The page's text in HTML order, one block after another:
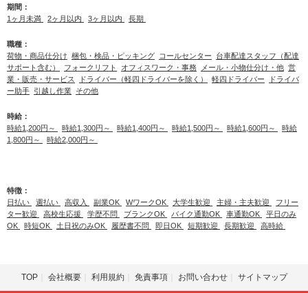
期間：
1ヶ月未満
2ヶ月以内 3ヶ月以内 長期
職種：
荷物・商品仕分け 梱包・検品・ピッキング コールセンター
台車配達スタッフ（配達
サポート含む）
フォークリフト オフィスワーク・事務 メール・小物仕分け・他 営
業・販売・サービス
ドライバー（軽四ドライバーを除く） 軽四ドライバー
ドライバ
ー助手 引越し作業 その他
時給：
時給1,200円～
時給1,300円～ 時給1,400円～ 時給1,500円～ 時給1,600円～
時給
1,800円～
時給2,000円～
特徴：
日払い
週払い 高収入 副業OK WワークOK 大学生歓迎 主婦・主夫歓迎
フリー
ター歓迎
高校生応援 学歴不問 ブランクOK バイク通勤OK 車通勤OK
平日のみ
OK
時短OK 土日祝のみOK 履歴書不問 即日OK 短期歓迎 長期歓迎 高時給
TOP 会社概要 利用規約 免責事項 お問い合わせ サイトマップ